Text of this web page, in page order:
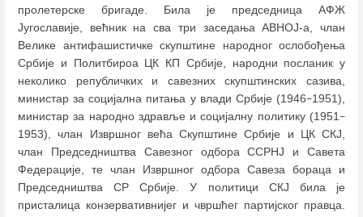
пролетерске бригаде. Била је председница АФЖ
Југославије, већник на сва три заседања АВНОЈ-а, члан
Велике антифашистичке скупштине народног ослобођења
Србије и Политбироа ЦК КП Србије, народни посланик у
неколико републичких и савезних скупштинских сазива,
министар за социјална питања у влади Србије (1946–1951),
министар за народно здравље и социјалну политику (1951–
1953), члан Извршног већа Скупштине Србије и ЦК СКЈ,
члан Председништва Савезног одбора ССРНЈ и Савета
Федерације, те члан Извршног одбора Савеза бораца и
Председништва СР Србије. У политици СКЈ била је
присталица конзервативнијег и чвршћег партијског правца.